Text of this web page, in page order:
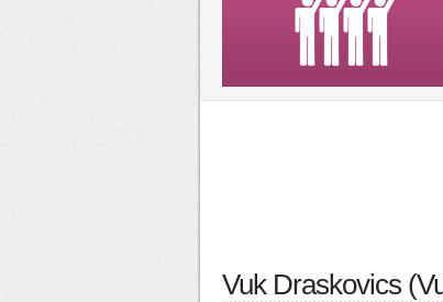
Vuk Draskovics